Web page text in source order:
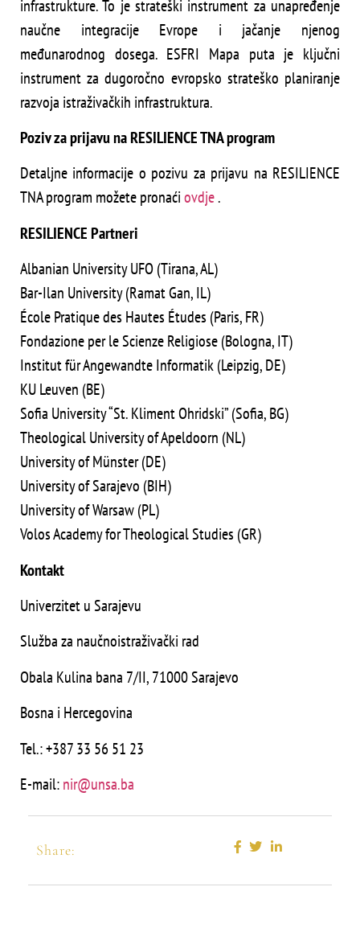
infrastrukture. To je strateški instrument za unapređenje
naučne integracije Evrope i jačanje njenog
međunarodnog dosega. ESFRI Mapa puta je ključni
instrument za dugoročno evropsko strateško planiranje
razvoja istraživačkih infrastruktura.
Poziv za prijavu na RESILIENCE TNA program
Detaljne informacije o pozivu za prijavu na RESILIENCE
TNA program možete pronaćiovdje.
RESILIENCE Partneri
Albanian University UFO (Tirana, AL)
Bar-Ilan University (Ramat Gan, IL)
École Pratique des Hautes Études (Paris, FR)
Fondazione per le Scienze Religiose (Bologna, IT)
Institut für Angewandte Informatik (Leipzig, DE)
KU Leuven (BE)
Sofia University “St. Kliment Ohridski” (Sofia, BG)
Theological University of Apeldoorn (NL)
University of Münster (DE)
University of Sarajevo (BIH)
University of Warsaw (PL)
Volos Academy for Theological Studies (GR)
Kontakt
Univerzitet u Sarajevu
Služba za naučnoistraživački rad
Obala Kulina bana 7/II, 71000 Sarajevo
Bosna i Hercegovina
Tel.: +387 33 56 51 23
E-mail:nir@unsa.ba
Share: